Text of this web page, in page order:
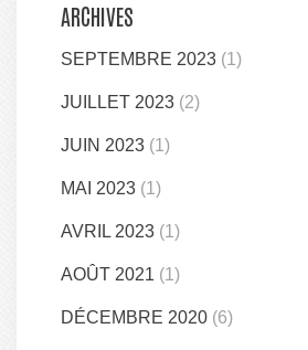
ARCHIVES
SEPTEMBRE 2023 (1)
JUILLET 2023 (2)
JUIN 2023 (1)
MAI 2023 (1)
AVRIL 2023 (1)
AOÛT 2021 (1)
DÉCEMBRE 2020 (6)